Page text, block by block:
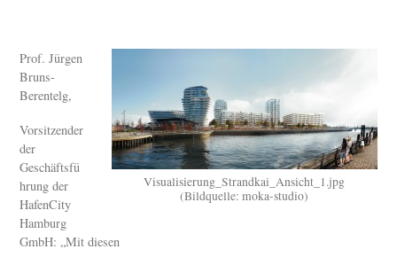
Visualisierung_Strandkai_Ansicht_1.jpg
(Bildquelle: moka-studio)
Prof. Jürgen
Bruns-
Berentelg,
Vorsitzender
der
Geschäftsfü
hrung der
HafenCity
Hamburg
GmbH: „Mit diesen